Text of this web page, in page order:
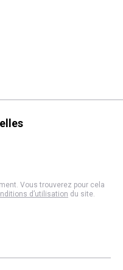
Vous trouverez pour cela
d’utilisation du site.